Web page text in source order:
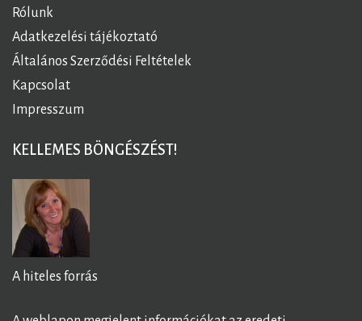
Rólunk
Adatkezelési tájékoztató
Általános Szerződési Feltételek
Kapcsolat
Impresszum
KELLEMES BÖNGÉSZÉST!
A hiteles forrás